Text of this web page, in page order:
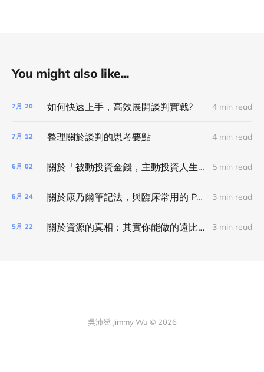
You might also like...
7月 20 如何快速上手，高效展開談判實戰? 4 min read
7月 12 整理關於談判的思考要點 4 min read
6月 02 關於「被動投資金錢，主動投資人生」的思想 5 min read
5月 24 關於康乃爾筆記法，與臨床常用的 PAP note taking 的對應關係 3 min read
5月 22 關於資源的真相：其實你能做的遠比想像的多很多 3 min read
吳沛燊 Jimmy Wu © 2026